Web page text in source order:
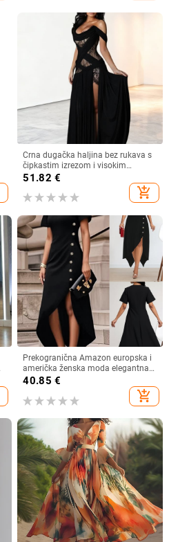
Crna dugačka haljina bez rukava s
čipkastim izrezom i visokim
prorezom, večernja haljina
51.82 €
add_shopping_cart
Prekogranična Amazon europska i
američka ženska moda elegantna
nepravilna haljina s ukrasom od
40.85 €
add_shopping_cart